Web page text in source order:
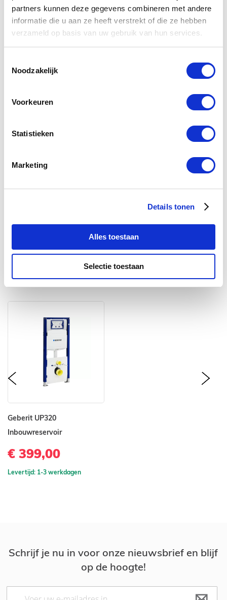
partners kunnen deze gegevens combineren met andere
informatie die u aan ze heeft verstrekt of die ze hebben
verzameld op basis van uw gebruik van hun services.
Noodzakelijk
Voorkeuren
Statistieken
Marketing
Details tonen
Alles toestaan
Selectie toestaan
VERGELIJKBARE PRODUCTEN
Bedieningsplaat Geberit
Bedieningsplaat Geberit
U
bespaart
€ 20,00
€ 79,00 € 99,00
VAAK SAMEN GEKOCHT
Geberit UP320
Inbouwreservoir
€ 399,00
Levertijd: 1-3 werkdagen
Schrijf je nu in voor onze nieuwsbrief en blijf
op de hoogte!
Abonneer